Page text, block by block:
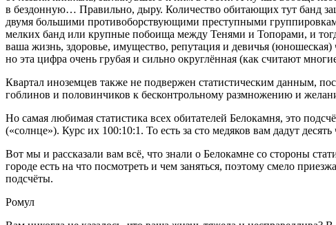
в бездонную… Правильно, дыру. Количество обитающих тут банд
двумя большими противоборствующими преступными
мелких банд или крупные побоища между Тенями и Топорами, и
ваша жизнь, здоровье, имущество, репутация и девичья
но эта цифра очень грубая и сильно округлённая (как считают
Квартал иноземцев также не подвержен статистическим данным,
гоблинов и половинчиков к бесконтрольному размножению и
Но самая любимая статистика всех обитателей Белокамня, это
(«солнце»). Курс их 100:10:1. То есть за сто медяков вам дадут
Вот мы и рассказали вам всё, что знали о Белокамне со стороны
городе есть на что посмотреть и чем заняться, поэтому смело
подсчёты.
Ромул